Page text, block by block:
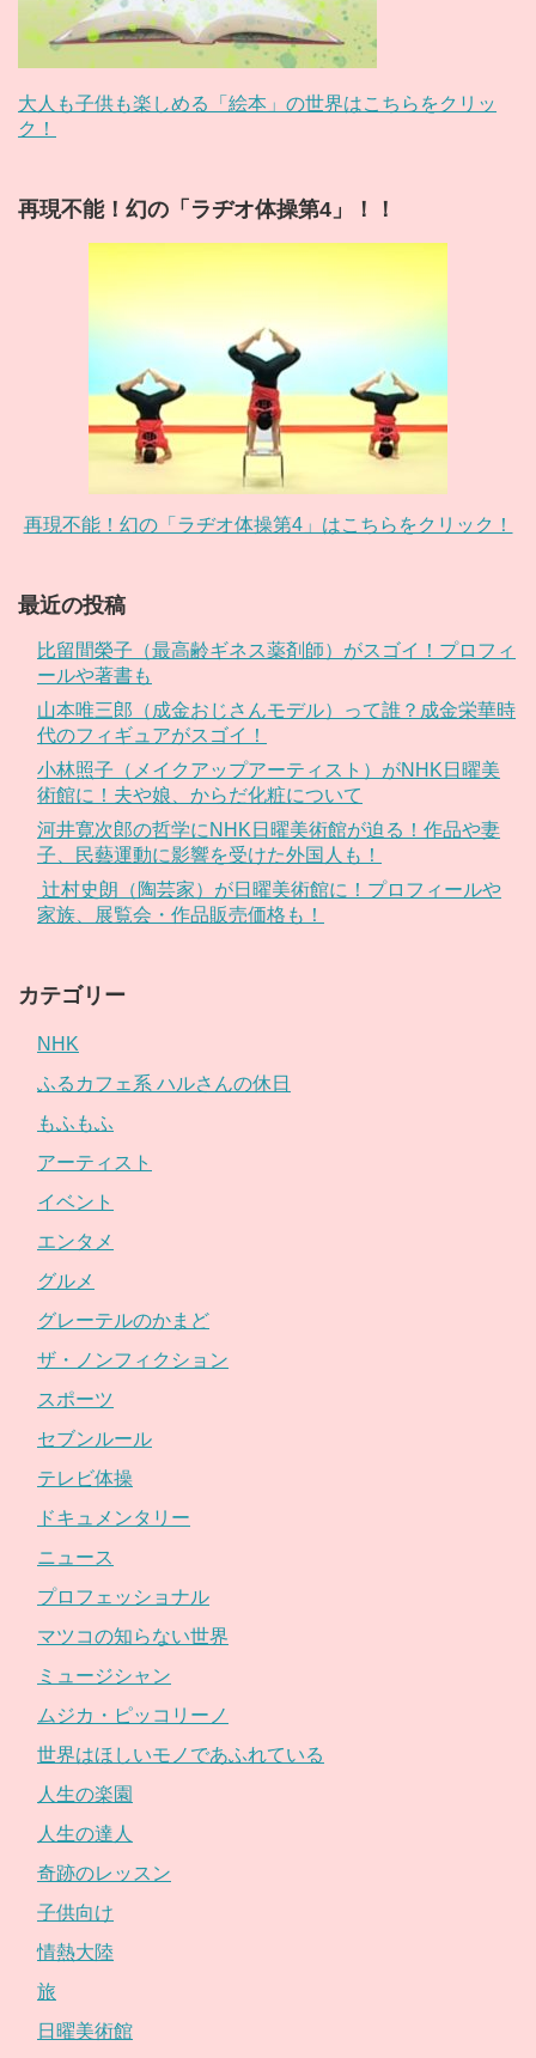
大人も子供も楽しめる「絵本」の世界はこちらをクリッ
ク！
再現不能！幻の「ラヂオ体操第4」！！
再現不能！幻の「ラヂオ体操第4」はこちらをクリック！
最近の投稿
比留間榮子（最高齢ギネス薬剤師）がスゴイ！プロフィ
ールや著書も
山本唯三郎（成金おじさんモデル）って誰？成金栄華時
代のフィギュアがスゴイ！
小林照子（メイクアップアーティスト）がNHK日曜美
術館に！夫や娘、からだ化粧について
河井寛次郎の哲学にNHK日曜美術館が迫る！作品や妻
子、民藝運動に影響を受けた外国人も！
辻村史朗（陶芸家）が日曜美術館に！プロフィールや
家族、展覧会・作品販売価格も！
カテゴリー
NHK
ふるカフェ系 ハルさんの休日
もふもふ
アーティスト
イベント
エンタメ
グルメ
グレーテルのかまど
ザ・ノンフィクション
スポーツ
セブンルール
テレビ体操
ドキュメンタリー
ニュース
プロフェッショナル
マツコの知らない世界
ミュージシャン
ムジカ・ピッコリーノ
世界はほしいモノであふれている
人生の楽園
人生の達人
奇跡のレッスン
子供向け
情熱大陸
旅
日曜美術館